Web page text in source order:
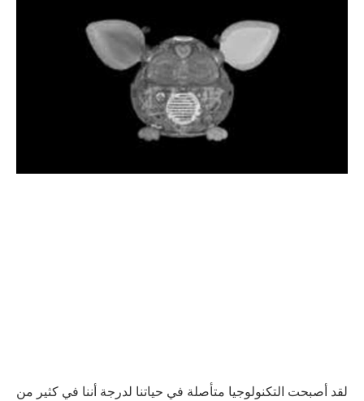
لقد أصبحت التكنولوجيا متأصلة في حياتنا لدرجة أننا في كثير من